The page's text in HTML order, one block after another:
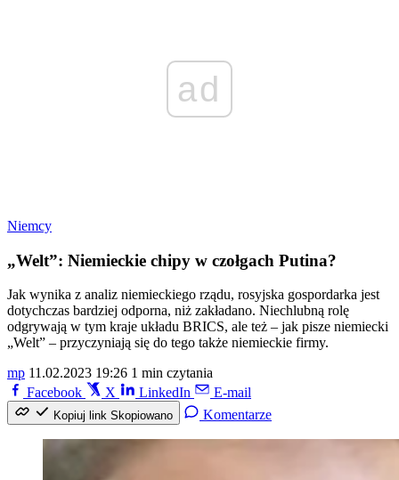
ad
Niemcy
„Welt”: Niemieckie chipy w czołgach Putina?
Jak wynika z analiz niemieckiego rządu, rosyjska gospordarka jest
dotychczas bardziej odporna, niż zakładano. Niechlubną rolę
odgrywają w tym kraje układu BRICS, ale też – jak pisze niemiecki
„Welt” – przyczyniają się do tego także niemieckie firmy.
mp 11.02.2023 19:26 1 min czytania
Facebook
X LinkedIn E-mail
Kopiuj link Skopiowano Komentarze